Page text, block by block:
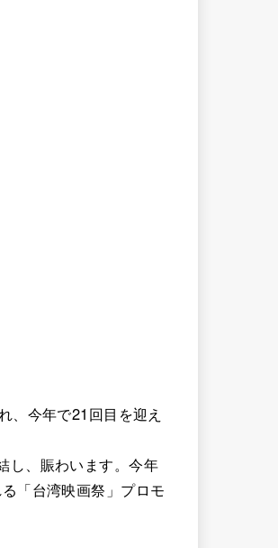
、今年で21回目を迎え
し、賑わいます。今年
「台湾映画祭」プロモ